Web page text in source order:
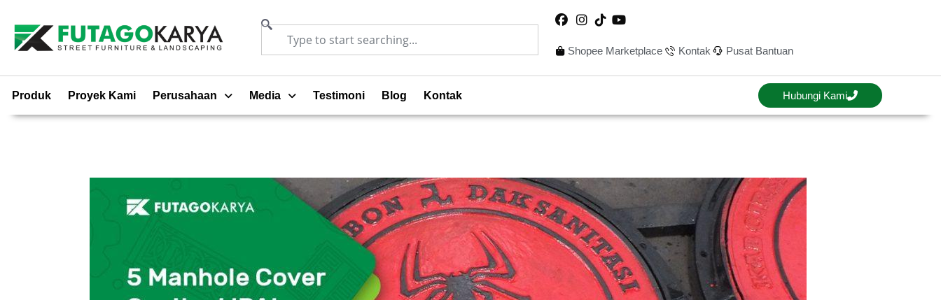
Shopee Marketplace Kontak Pusat Bantuan
Produk Proyek Kami Perusahaan Media Testimoni Blog Kontak Hubungi Kami